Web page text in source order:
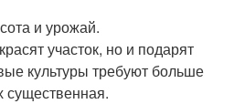
и урожай.
участок, но и подарят
культуры требуют больше
существенная.